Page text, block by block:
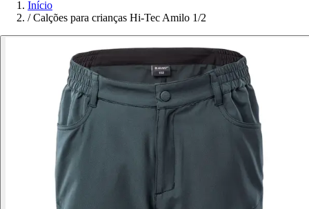
Início
/ Calções para crianças Hi-Tec Amilo 1/2